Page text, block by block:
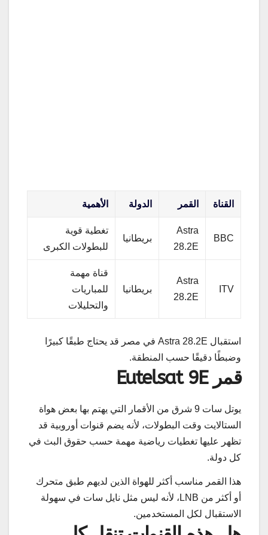
القناة القمر الدولة الأهمية
BBC
Astra
28.2E
بريطانيا
تغطية قوية
للبطولات الكبرى
ITV
Astra
28.2E
بريطانيا
قناة مهمة
للمباريات
والتحليلات
استقبال Astra 28.2E في مصر قد يحتاج طبقًا كبيرًا
وضبطًا دقيقًا حسب المنطقة.
قمر Eutelsat 9E
يوتل سات 9 شرق من الأقمار التي يهتم بها بعض هواة
الستالايت وقت البطولات، لأنه يضم قنوات أوروبية قد
تظهر عليها تغطيات رياضية مهمة حسب حقوق البث في
كل دولة.
هذا القمر مناسب أكثر للهواة الذين لديهم طبق متحرك
أو أكثر من LNB، لأنه ليس مثل نايل سات في سهولة
الاستقبال لكل المستخدمين.